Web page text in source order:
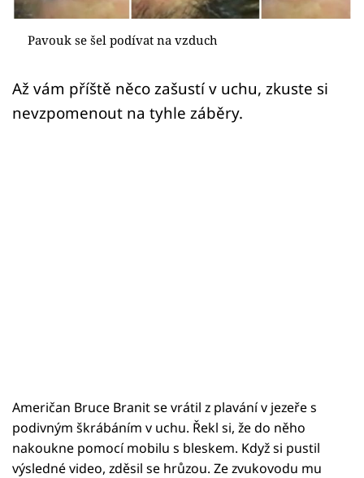
Přihlášení
Sledujte nás
Pavouk se šel podívat na vzduch
Až vám příště něco zašustí v uchu, zkuste si
nevzpomenout na tyhle záběry.
Američan Bruce Branit se vrátil z plavání v jezeře s
podivným škrábáním v uchu. Řekl si, že do něho
nakoukne pomocí mobilu s bleskem. Když si pustil
výsledné video, zděsil se hrůzou. Ze zvukovodu mu